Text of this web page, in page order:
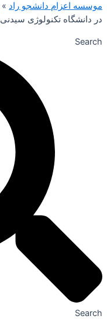
موسسه اعزام دانشجو راد »
در دانشگاه تکنولوژی سیدنی
Search
Search